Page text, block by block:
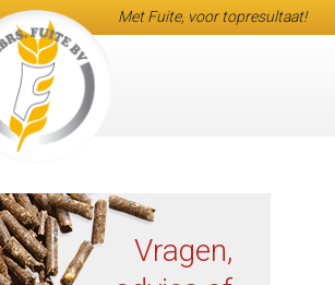
Met Fuite, voor topresultaat!
Vragen,